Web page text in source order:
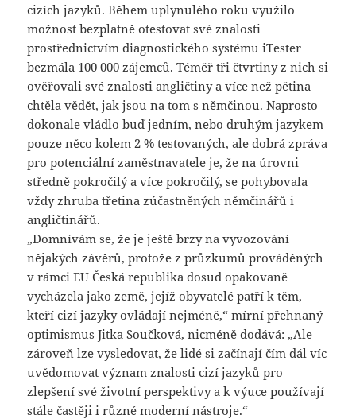
cizích jazyků. Během uplynulého roku využilo
možnost bezplatně otestovat své znalosti
prostřednictvím diagnostického systému iTester
bezmála 100 000 zájemců. Téměř tři čtvrtiny z nich si
ověřovali své znalosti angličtiny a více než pětina
chtěla vědět, jak jsou na tom s němčinou. Naprosto
dokonale vládlo buď jedním, nebo druhým jazykem
pouze něco kolem 2 % testovaných, ale dobrá zpráva
pro potenciální zaměstnavatele je, že na úrovni
středně pokročilý a více pokročilý, se pohybovala
vždy zhruba třetina zúčastněných němčinářů i
angličtinářů.
„Domnívám se, že je ještě brzy na vyvozování
nějakých závěrů, protože z průzkumů prováděných
v rámci EU Česká republika dosud opakovaně
vycházela jako země, jejíž obyvatelé patří k těm,
kteří cizí jazyky ovládají nejméně,“ mírní přehnaný
optimismus Jitka Součková, nicméně dodává: „Ale
zároveň lze vysledovat, že lidé si začínají čím dál víc
uvědomovat význam znalosti cizí jazyků pro
zlepšení své životní perspektivy a k výuce používají
stále častěji i různé moderní nástroje.“